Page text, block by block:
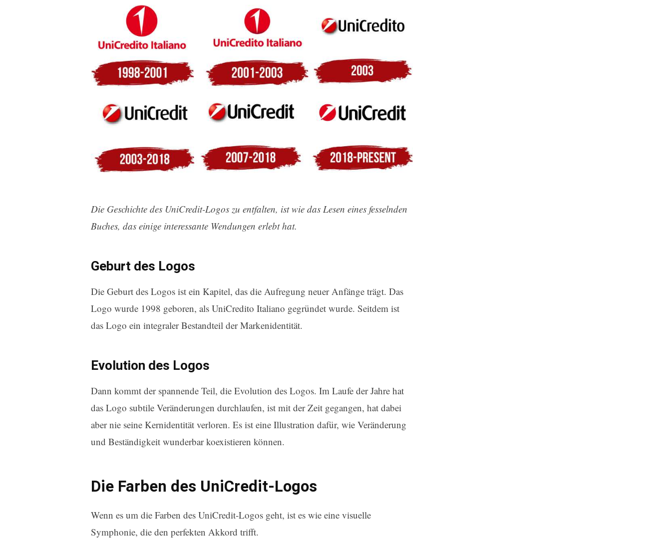
Die Geschichte des UniCredit-Logos zu entfalten, ist wie das Lesen eines fesselnden
Buches, das einige interessante Wendungen erlebt hat.
Geburt des Logos
Die Geburt des Logos ist ein Kapitel, das die Aufregung neuer Anfänge trägt. Das
Logo wurde 1998 geboren, als UniCredito Italiano gegründet wurde. Seitdem ist
das Logo ein integraler Bestandteil der Markenidentität.
Evolution des Logos
Dann kommt der spannende Teil, die Evolution des Logos. Im Laufe der Jahre hat
das Logo subtile Veränderungen durchlaufen, ist mit der Zeit gegangen, hat dabei
aber nie seine Kernidentität verloren. Es ist eine Illustration dafür, wie Veränderung
und Beständigkeit wunderbar koexistieren können.
Die Farben des UniCredit-Logos
Wenn es um die Farben des UniCredit-Logos geht, ist es wie eine visuelle
Symphonie, die den perfekten Akkord trifft.